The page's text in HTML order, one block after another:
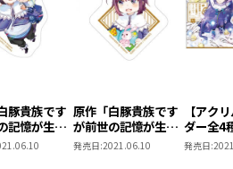
ミックス2冊同時
。
・ソフトカバー
け
豚貴族です
記憶が生え
よこな弟育
原作「白豚貴族です
が前世の記憶が生え
たのでひよこな弟育
発売日:2021.06.10
【アク
ダー全4
豚貴族
発売日: